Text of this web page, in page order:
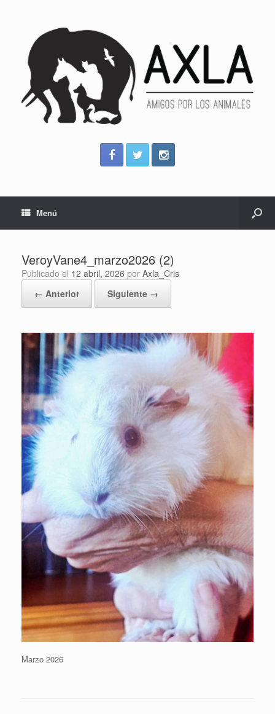
Menú
VeroyVane4_marzo2026 (2)
Publicado el 12 abril, 2026 por Axla_Cris
← Anterior
Siguiente →
Marzo 2026